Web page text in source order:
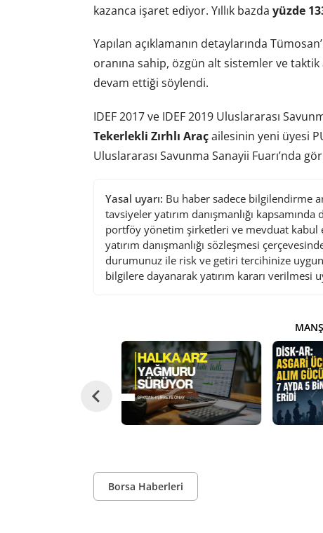
kazanca işaret ediyor. Yıllık bazda yüzde
Yapılan açıklamanın detaylarında
oranına sahip, özgün alt sistemler ve
devam ettiği söylendi.
IDEF 2017 ve IDEF 2019 Uluslararası
Tekerlekli Zırhlı Araçailesinin yeni üyesi
Uluslararası Savunma Sanayii Fuarı’nda
Yasal uyarı: Bu haber sadece bilgilendirme
tavsiyeler yatırım danışmanlığı
portföy yönetim şirketleri ve mevduat kabul
yatırım danışmanlığı sözleşmesi
durumunuz ile risk ve getiri tercihinize
bilgilere dayanarak yatırım kararı verilmesi
Borsa Haberleri